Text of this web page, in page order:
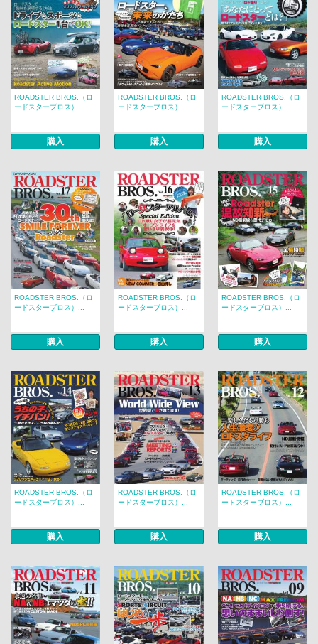
ROADSTER BROS.（ロ
ードスターブロス）...
購入
ROADSTER BROS.（ロ
ードスターブロス）...
購入
ROADSTER BROS.（ロ
ードスターブロス）...
購入
ROADSTER BROS.（ロ
ードスターブロス）...
購入
ROADSTER BROS.（ロ
ードスターブロス）...
購入
ROADSTER BROS.（ロ
ードスターブロス）...
購入
ROADSTER BROS.（ロ
ードスターブロス）...
購入
ROADSTER BROS.（ロ
ードスターブロス）...
購入
ROADSTER BROS.（ロ
ードスターブロス）...
購入